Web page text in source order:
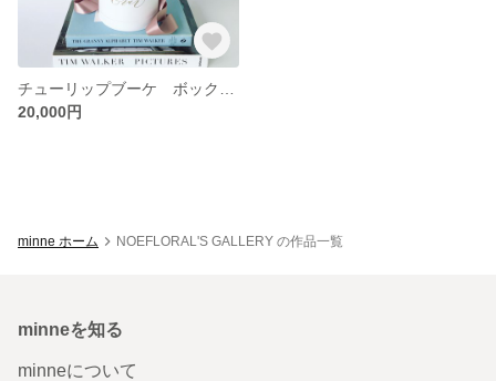
20,000円
minne ホーム NOEFLORAL'S GALLERY の作品一覧
minneを知る
minneについて